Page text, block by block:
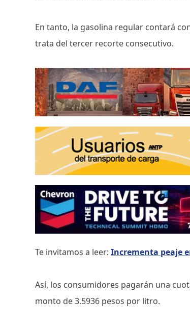
En tanto, la gasolina regular contará
trata del tercer recorte consecutivo.
Te invitamos a leer:Incrementa peaje
Así, los consumidores pagarán una
monto de 3.5936 pesos por litro.